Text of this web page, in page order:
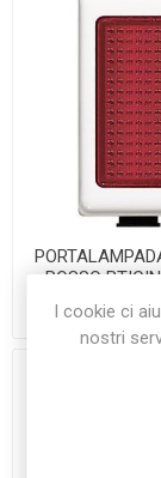
ROSSO
I cookie ci
nostri